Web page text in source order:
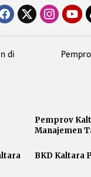
di
Pemprov
Manajemen
BKD Kaltara